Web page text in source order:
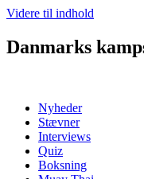
Videre til indhold
Danmarks
Nyheder
Stævner
Interviews
Quiz
Boksning